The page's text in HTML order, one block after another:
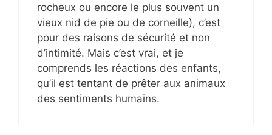
rocheux ou encore le plus souvent un
vieux nid de pie ou de corneille), c’est
pour des raisons de sécurité et non
d’intimité. Mais c’est vrai, et je
comprends les réactions des enfants,
qu’il est tentant de prêter aux animaux
des sentiments humains.